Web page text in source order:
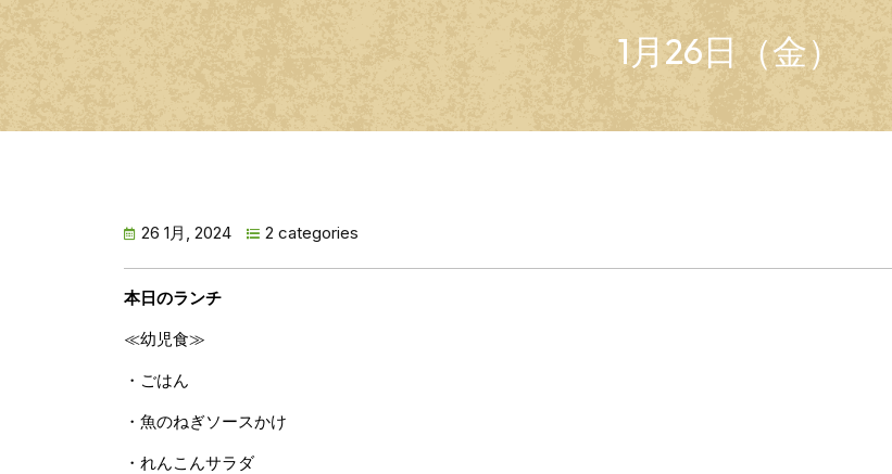
1月26日（金）
26 1月, 2024 2 categories
本日のランチ
≪幼児食≫
・ごはん
・魚のねぎソースかけ
・れんこんサラダ